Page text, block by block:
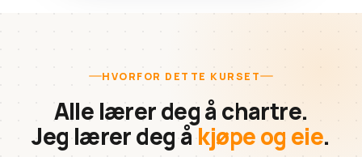
HVORFOR DETTE KURSET
Alle lærer deg å chartre.
Jeg lærer deg åkjøpe og eie.